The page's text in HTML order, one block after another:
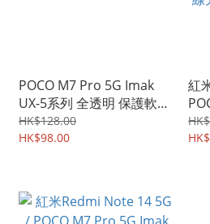
POCO M7 Pro 5G Imak
UX-5系列 全透明 保護軟套
手機軟殼Case 5666A
HK$128.00
HK$98.00
紅
克
硬